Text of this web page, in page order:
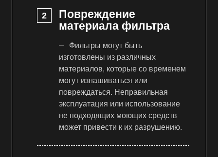
Повреждение
материала фильтра
Фильтры могут быть
изготовлены из различных
материалов, которые со временем
могут изнашиваться или
повреждаться. Неправильная
эксплуатация или использование
не подходящих моющих средств
может привести к их разрушению.